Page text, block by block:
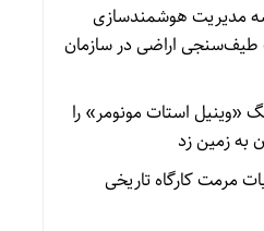
مدیریت هوشمندسازی
طیف‌سنجی اراضی در سازمان
«وینیل استات مونومر» را
به زمین زد
مرمت کارگاه تاریخی